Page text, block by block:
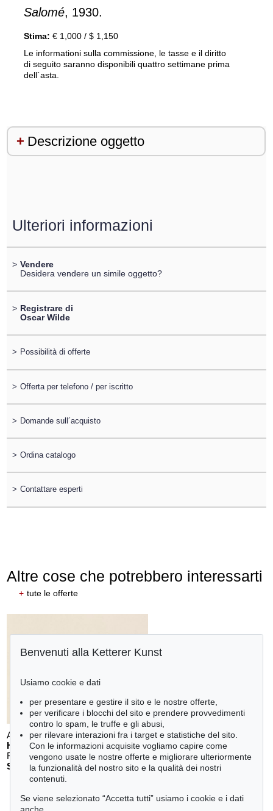
Salomé, 1930.
Stima: € 1,000 / $ 1,150
Le informationi sulla commissione, le tasse e il diritto
di seguito saranno disponibili quattro settimane prima
dell´asta.
Descrizione oggetto
Ulteriori informazioni
> Vendere
Desidera vendere un simile oggetto?
> Registrare di
Oscar Wilde
> Possibilità di offerte
> Offerta per telefono / per iscritto
> Domande sull´acquisto
> Ordina catalogo
> Contattare esperti
Altre cose che potrebbero interessarti
+ tute le offerte
Auction 610 - Lot 426000372
HERMANN MAX PECHSTEIN
Reisebilder, 1919
Stima:€ 1,600
Benvenuti alla Ketterer Kunst
Usiamo cookie e dati
per presentare e gestire il sito e le nostre offerte,
per verificare i blocchi del sito e prendere provvedimenti
contro lo spam, le truffe e gli abusi,
per rilevare interazioni fra i target e statistiche del sito.
Con le informazioni acquisite vogliamo capire come
vengono usate le nostre offerte e migliorare ulteriormente
la funzionalità del nostro sito e la qualità dei nostri
contenuti.
Se viene selezionato “Accetta tutti” usiamo i cookie e i dati